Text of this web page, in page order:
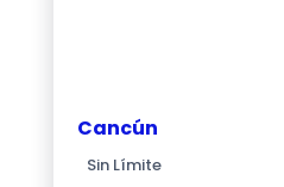
Cancún
Sin Límite